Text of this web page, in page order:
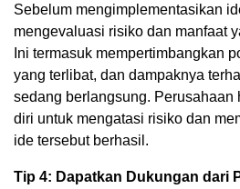
Sebelum mengimplementasikan
mengevaluasi risiko dan manfaat
Ini termasuk mempertimbangkan
yang terlibat, dan dampaknya
sedang berlangsung. Perusahaan
diri untuk mengatasi risiko dan
ide tersebut berhasil.
Tip 4: Dapatkan Dukungan dari